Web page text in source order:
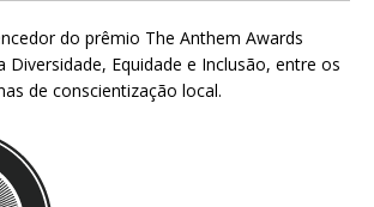
do prêmio The Anthem Awards
Diversidade, Equidade e Inclusão, entre os
de conscientização local.